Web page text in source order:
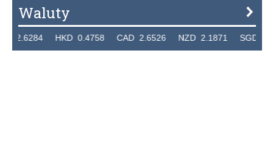
Waluty
HKD 0.4758 CAD 2.6526 NZD 2.1871 SGD